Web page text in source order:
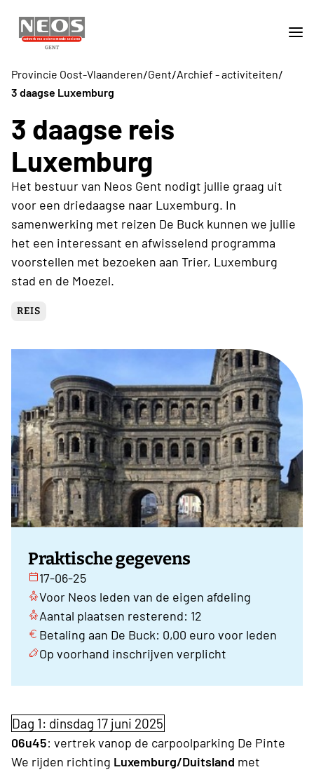
Provincie Oost-Vlaanderen/Gent/Archief - activiteiten/
3 daagse Luxemburg
3 daagse reis
Luxemburg
Het bestuur van Neos Gent nodigt jullie graag uit
voor een driedaagse naar Luxemburg. In
samenwerking met reizen De Buck kunnen we jullie
het een interessant en afwisselend programma
voorstellen met bezoeken aan Trier, Luxemburg
stad en de Moezel.
REIS
Praktische gegevens
17-06-25
Voor Neos leden van de eigen afdeling
Aantal plaatsen resterend: 12
Betaling aan De Buck: 0,00 euro voor leden
Op voorhand inschrijven verplicht
Dag 1: dinsdag 17 juni 2025
06u45: vertrek vanop de carpoolparking De Pinte
We rijden richting Luxemburg/Duitsland met